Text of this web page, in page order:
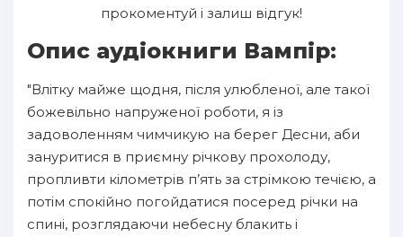
прокоментуй і залиш відгук!
Опис аудіокниги Вампір:
"Влітку майже щодня, після улюбленої, але такої
божевільно напруженої роботи, я із
задоволенням чимчикую на берег Десни, аби
зануритися в приємну річкову прохолоду,
пропливти кілометрів п’ять за стрімкою течією, а
потім спокійно погойдатися посеред річки на
спині, розглядаючи небесну блакить і